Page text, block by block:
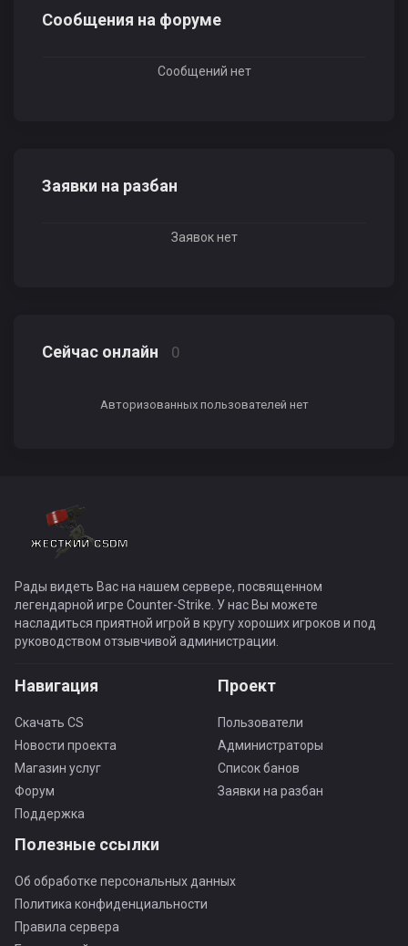
Сообщения на форуме
Сообщений нет
Заявки на разбан
Заявок нет
Сейчас онлайн 0
Авторизованных пользователей нет
Рады видеть Вас на нашем сервере, посвященном
легендарной игре Counter-Strike. У нас Вы можете
насладиться приятной игрой в кругу хороших игроков и под
руководством отзывчивой администрации.
Навигация
Скачать CS
Новости проекта
Магазин услуг
Форум
Поддержка
Проект
Пользователи
Администраторы
Список банов
Заявки на разбан
Полезные ссылки
Об обработке персональных данных
Политика конфиденциальности
Правила сервера